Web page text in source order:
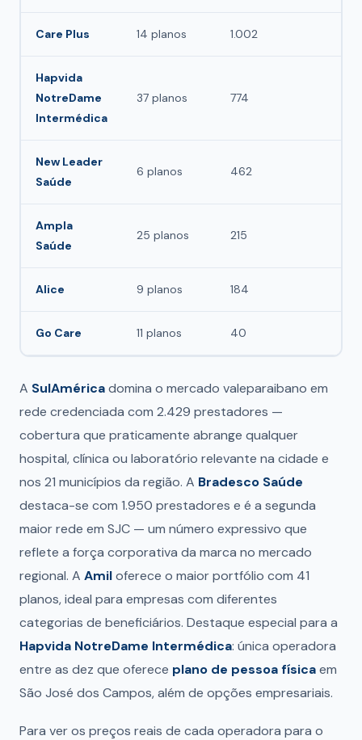
Care Plus 14 planos 1.002
Hapvida
NotreDame
Intermédica
37 planos 774
New Leader
Saúde
6 planos 462
Ampla
Saúde
25 planos 215
Alice 9 planos 184
Go Care 11 planos 40
A SulAméricadomina o mercado valeparaibano em
rede credenciada com 2.429 prestadores —
cobertura que praticamente abrange qualquer
hospital, clínica ou laboratório relevante na cidade e
nos 21 municípios da região. A Bradesco Saúde
destaca-se com 1.950 prestadores e é a segunda
maior rede em SJC — um número expressivo que
reflete a força corporativa da marca no mercado
regional. A Amiloferece o maior portfólio com 41
planos, ideal para empresas com diferentes
categorias de beneficiários. Destaque especial para a
Hapvida NotreDame Intermédica: única operadora
entre as dez que oferece plano de pessoa físicaem
São José dos Campos, além de opções empresariais.
Para ver os preços reais de cada operadora para o